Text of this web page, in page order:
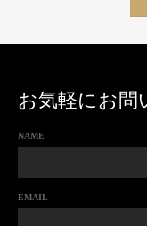
お気軽にお問
NAME
EMAIL